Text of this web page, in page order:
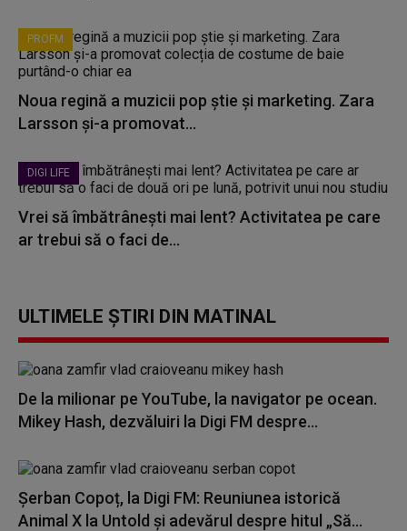
PROFM
Noua regină a muzicii pop știe și marketing. Zara
Larsson și-a promovat...
DIGI LIFE
Vrei să îmbătrânești mai lent? Activitatea pe care
ar trebui să o faci de...
ULTIMELE ȘTIRI DIN MATINAL
De la milionar pe YouTube, la navigator pe ocean.
Mikey Hash, dezvăluiri la Digi FM despre...
Șerban Copoț, la Digi FM: Reuniunea istorică
Animal X la Untold și adevărul despre hitul „Să...